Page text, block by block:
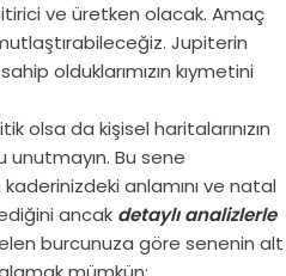
ve üretken olacak. Amaç
Jupiterin
olduklarımızın kıymetini
olsa da kişisel haritalarınızın
Bu sene
anlamını ve natal
ancak detaylı analizlerle
burcunuza göre senenin alt